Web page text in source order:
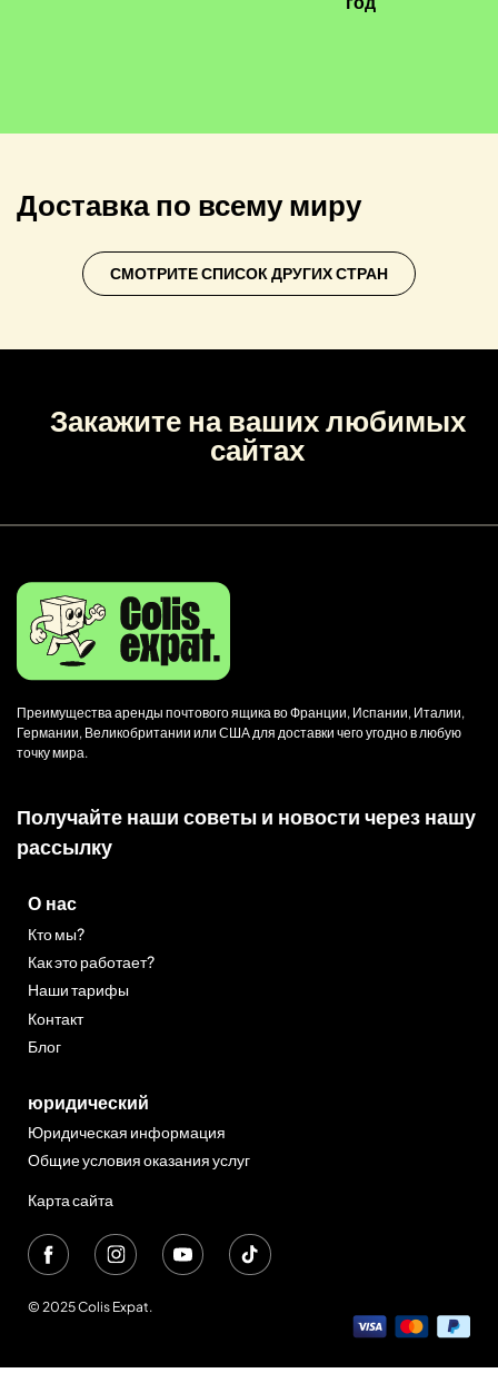
Доставка по всему миру
СМОТРИТЕ СПИСОК ДРУГИХ СТРАН
Закажите на ваших любимых
сайтах
Преимущества аренды почтового ящика во Франции, Испании, Италии,
Германии, Великобритании или США для доставки чего угодно в любую
точку мира.
Получайте наши советы и новости через нашу
рассылку
О нас
Кто мы?
Как это работает?
Наши тарифы
Контакт
Блог
юридический
Юридическая информация
Общие условия оказания услуг
Карта сайта
© 2025 Colis Expat.